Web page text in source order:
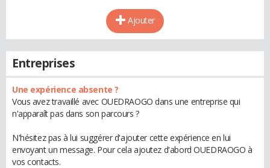
Ajouter
Entreprises
Une expérience absente ?
Vous avez travaillé avec OUEDRAOGO dans une entreprise qui
n'apparaît pas dans son parcours ?
N'hésitez pas à lui suggérer d'ajouter cette expérience en lui
envoyant un message. Pour cela ajoutez d'abord OUEDRAOGO à
vos contacts.